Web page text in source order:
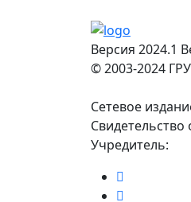
Версия 2024.1
© 2003-2024
Сетевое
Свидетельство
Учредитель: